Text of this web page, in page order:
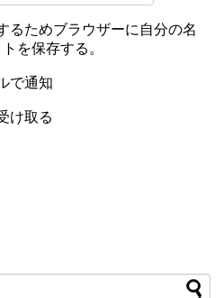
るためブラウザーに自分の名
を保存する。
で通知
け取る